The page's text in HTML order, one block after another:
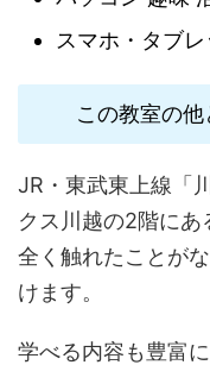
スマホ・タブ
この教室の
JR・東武東上線「
クス川越の2階にあ
全く触れたことが
けます。
学べる内容も豊富